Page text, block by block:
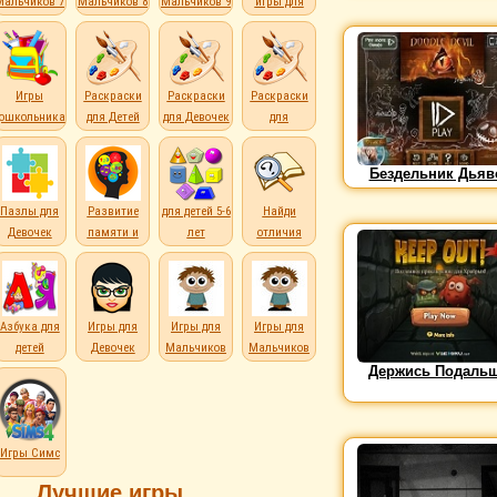
лет
лет
лет
детей
Игры
Раскраски
для Детей
Раскраски
для Девочек
Раскраски
для
Мальчиков
Пазлы для
Девочек
Развитие
памяти и
внимания
для детей 5-6
лет
Найди
отличия
Азбука для
детей
Игры для
Девочек
Игры для
Мальчиков
Игры для
Мальчиков
Игры Симс
Лучшие игры
Бездельник
Держись